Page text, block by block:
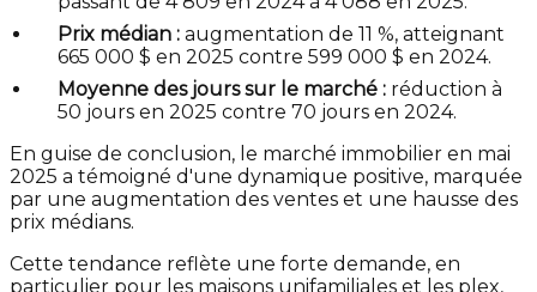
Prix médian : augmentation de 11 %, atteignant
665 000 $ en 2025 contre 599 000 $ en 2024.
Moyenne des jours sur le marché : réduction à
50 jours en 2025 contre 70 jours en 2024.
En guise de conclusion, le marché immobilier en mai
2025 a témoigné d'une dynamique positive, marquée
par une augmentation des ventes et une hausse des
prix médians.
Cette tendance reflète une forte demande, en
particulier pour les maisons unifamiliales et les plex,